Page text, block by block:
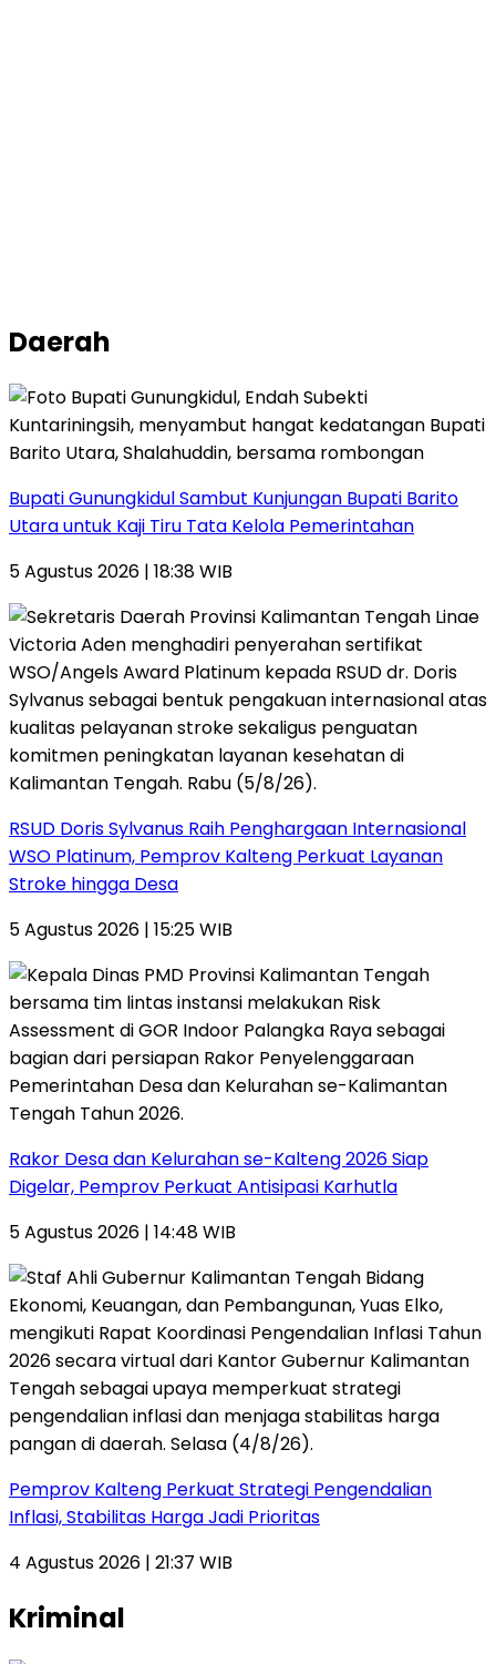
Daerah
Bupati Gunungkidul Sambut Kunjungan Bupati Barito
Utara untuk Kaji Tiru Tata Kelola Pemerintahan
5 Agustus 2026 | 18:38 WIB
RSUD Doris Sylvanus Raih Penghargaan Internasional
WSO Platinum, Pemprov Kalteng Perkuat Layanan
Stroke hingga Desa
5 Agustus 2026 | 15:25 WIB
Rakor Desa dan Kelurahan se-Kalteng 2026 Siap
Digelar, Pemprov Perkuat Antisipasi Karhutla
5 Agustus 2026 | 14:48 WIB
Pemprov Kalteng Perkuat Strategi Pengendalian
Inflasi, Stabilitas Harga Jadi Prioritas
4 Agustus 2026 | 21:37 WIB
Kriminal